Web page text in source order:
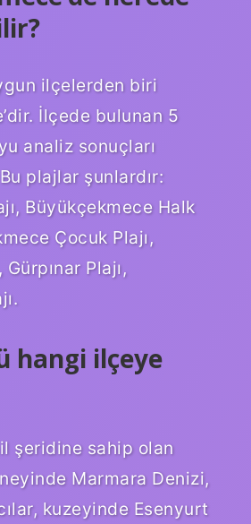
ilçelerden biri
İlçede bulunan 5
analiz sonuçları
plajlar şunlardır:
Büyükçekmece Halk
Çocuk Plajı,
Plajı,
hangi ilçeye
şeridine sahip olan
Marmara Denizi,
kuzeyinde Esenyurt